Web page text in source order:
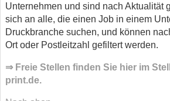
Unternehmen und sind nach Aktualität
sich an alle, die einen Job in einem
Druckbranche suchen, und können
Ort oder Postleitzahl gefiltert werden.
⇒ Freie Stellen finden Sie hier im
print.de.